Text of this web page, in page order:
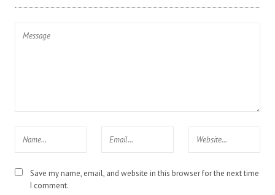
Save my name, email, and website in this browser for the next time
I comment.